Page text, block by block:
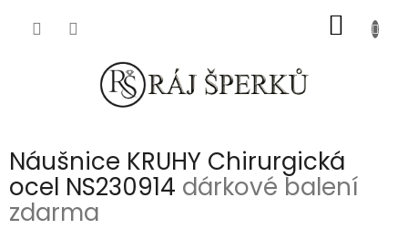
KOŠÍK
Náušnice KRUHY Chirurgická
ocel NS230914 dárkové balení
zdarma